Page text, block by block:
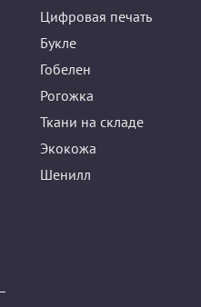
Цифровая печать
Букле
Гобелен
Рогожка
Ткани на складе
Экокожа
Шенилл